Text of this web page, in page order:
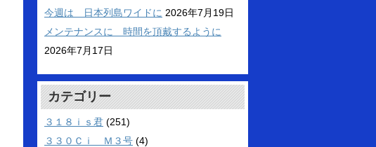
今週は 日本列島ワイドに 2026年7月19日
メンテナンスに 時間を頂戴するように
2026年7月17日
カテゴリー
３１８ｉｓ君 (251)
３３０Ｃｉ Ｍ３号 (4)